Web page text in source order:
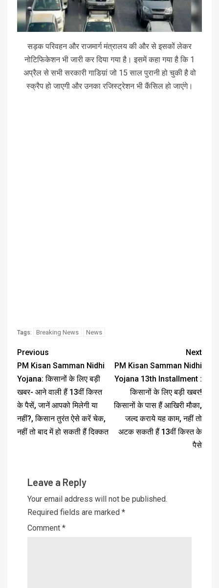
सड़क परिवहन और राजमार्ग मंत्रालय की और से इसकों लेकर
नोटिफिकेशन भी जारी कर दिया गया है। इसमें कहा गया है कि 1
अप्रैल से सभी सरकारी गाडिय़ां जो 15 साल पुरानी हो चुकी है वो
स्क्रैप हो जाएगी और उनका रजिस्ट्रेशन भी कैंसिल हो जाएंगे।
Tags: Breaking News News
Previous
PM Kisan Samman Nidhi
Yojana: किसानों के लिए बड़ी
खबर- आने वाली हैं 13वीं किस्त
के पैसें, जानें आपको मिलेगी या
नहीं?, किसान तुरंत ऐसे करें चेक,
नहीं तो बाद में हो सकती हैं दिक्कत
Next
PM Kisan Samman Nidhi
Yojana 13th Installment :
किसानों के लिए बड़ी खबर!
किसानों के पास हैं आखिरी मौका,
जल्द कराये यह काम, नहीं तो
अटक सकती हैं 13वीं किस्त के
पैसे
Leave a Reply
Your email address will not be published.
Required fields are marked *
Comment *